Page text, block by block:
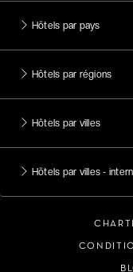
Hôtels par pays
Hôtels par régions
Hôtels par villes
Hôtels par villes -